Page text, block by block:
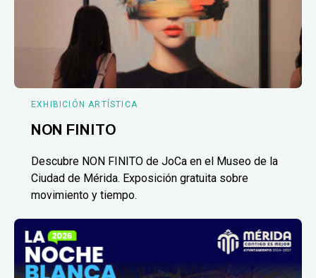
EXHIBICIÓN ARTÍSTICA
NON FINITO
Descubre NON FINITO de JoCa en el Museo de la
Ciudad de Mérida. Exposición gratuita sobre
movimiento y tiempo.